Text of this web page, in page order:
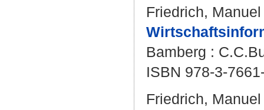
Friedrich, Manuel
Bamberg :
ISBN 978-3-
Friedrich, Manuel